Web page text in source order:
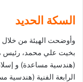
السكة الحديد
وأوضحت الهيئة من
بخيت علي محمد، رئيس
(هندسية مساعدة) و
الرابعة الفنية (هندسية